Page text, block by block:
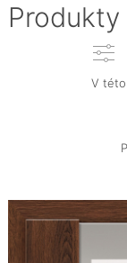
Produkty
V této